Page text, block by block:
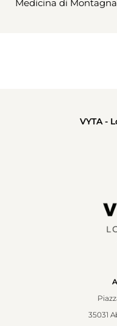
Medicina di
VYTA -
35031